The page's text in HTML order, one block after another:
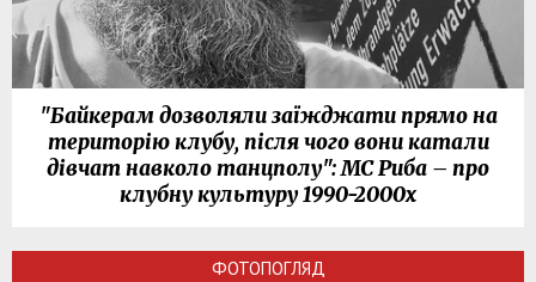
"Байкерам дозволяли заїжджати прямо на
територію клубу, після чого вони катали
дівчат навколо танцполу": МС Риба – про
клубну культуру 1990-2000х
ФОТОПОГЛЯД